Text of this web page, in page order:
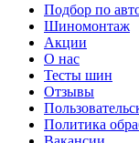
Подбор по
Шиномонтаж
Акции
О нас
Тесты шин
Отзывы
Политика